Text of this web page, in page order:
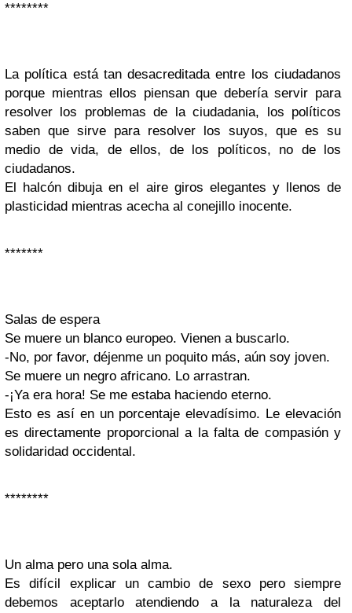
********
La política está tan desacreditada entre los ciudadanos
porque mientras ellos piensan que debería servir para
resolver los problemas de la ciudadania, los políticos
saben que sirve para resolver los suyos, que es su
medio de vida, de ellos, de los políticos, no de los
ciudadanos.
El halcón dibuja en el aire giros elegantes y llenos de
plasticidad mientras acecha al conejillo inocente.
*******
Salas de espera
Se muere un blanco europeo. Vienen a buscarlo.
-No, por favor, déjenme un poquito más, aún soy joven.
Se muere un negro africano. Lo arrastran.
-¡Ya era hora! Se me estaba haciendo eterno.
Esto es así en un porcentaje elevadísimo. Le elevación
es directamente proporcional a la falta de compasión y
solidaridad occidental.
********
Un alma pero una sola alma.
Es difícil explicar un cambio de sexo pero siempre
debemos aceptarlo atendiendo a la naturaleza del